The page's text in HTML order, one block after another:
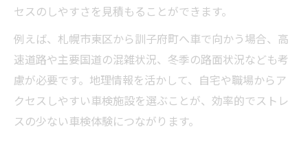
セスのしやすさを見積もることができます。
例えば、札幌市東区から訓子府町へ車で向かう場合、高
速道路や主要国道の混雑状況、冬季の路面状況なども考
慮が必要です。地理情報を活かして、自宅や職場からア
クセスしやすい車検施設を選ぶことが、効率的でストレ
スの少ない車検体験につながります。